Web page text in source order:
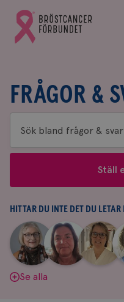
Gå
till
Bröstcancerförbundets
FRÅGOR &
Sök
bland
&
svar
Ställ
HITTAR DU INTE DET DU LETAR
Aina
Johnsson
|
Anne
Andersson
Fredrika
Killander
|
Se alla